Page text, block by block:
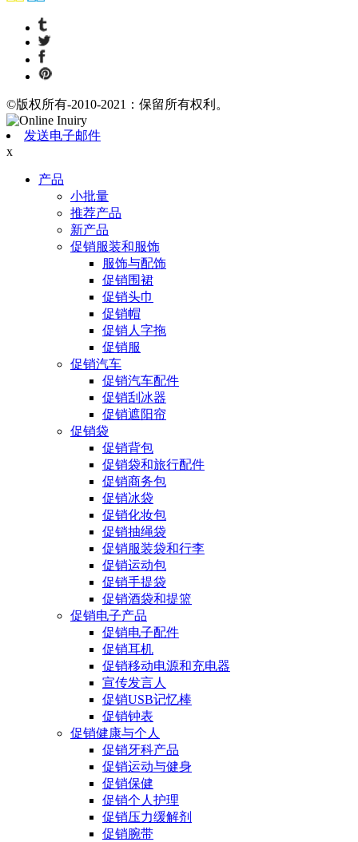
©版权所有-2010-2021：保留所有权利。
发送电子邮件
x
产品
小批量
推荐产品
新产品
促销服装和服饰
服饰与配饰
促销围裙
促销头巾
促销帽
促销人字拖
促销服
促销汽车
促销汽车配件
促销刮冰器
促销遮阳帘
促销袋
促销背包
促销袋和旅行配件
促销商务包
促销冰袋
促销化妆包
促销抽绳袋
促销服装袋和行李
促销运动包
促销手提袋
促销酒袋和提篮
促销电子产品
促销电子配件
促销耳机
促销移动电源和充电器
宣传发言人
促销USB记忆棒
促销钟表
促销健康与个人
促销牙科产品
促销运动与健身
促销保健
促销个人护理
促销压力缓解剂
促销腕带